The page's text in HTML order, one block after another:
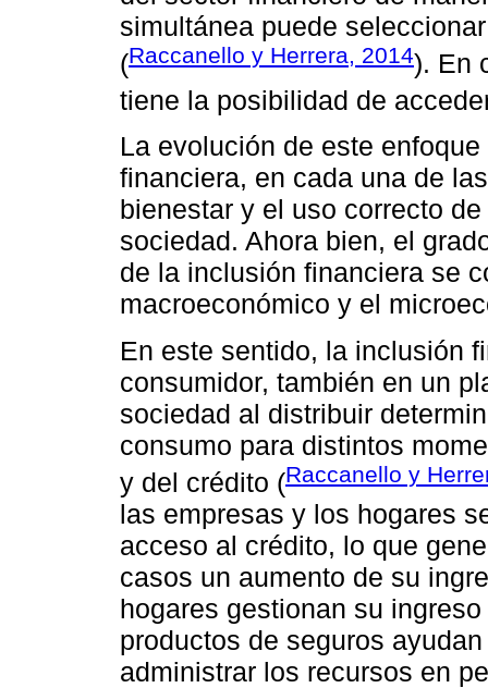
simultánea puede
(Raccanello y Herrera, 2014). En
tiene la posibilidad de
La evolución de este
financiera, en cada una de
bienestar y el uso correcto
sociedad. Ahora bien, el
de la inclusión financiera se
macroeconómico y el
En este sentido, la inclusión
consumidor, también en un
sociedad al distribuir
consumo para distintos
y del crédito (Raccanello y
las empresas y los hogares
acceso al crédito, lo que
casos un aumento de su
hogares gestionan su
productos de seguros
administrar los recursos en